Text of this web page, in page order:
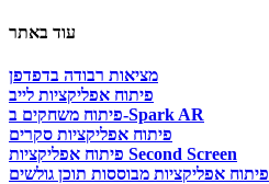
עוד באתר
מציאות רבודה בדפדפן
פיתוח אפליקציות לייב
פיתוח משחקים ב-Spark AR
פיתוח אפליקציות סקרים
פיתוח אפליקציות Second Screen
פיתוח אפליקציות מבוססות תוכן גולשים